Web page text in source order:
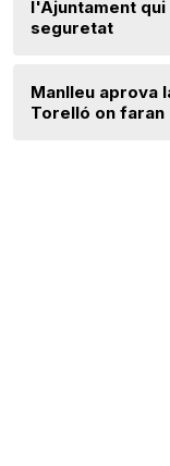
l'Ajuntament
seguretat
Manlleu aprova
Torelló on faran